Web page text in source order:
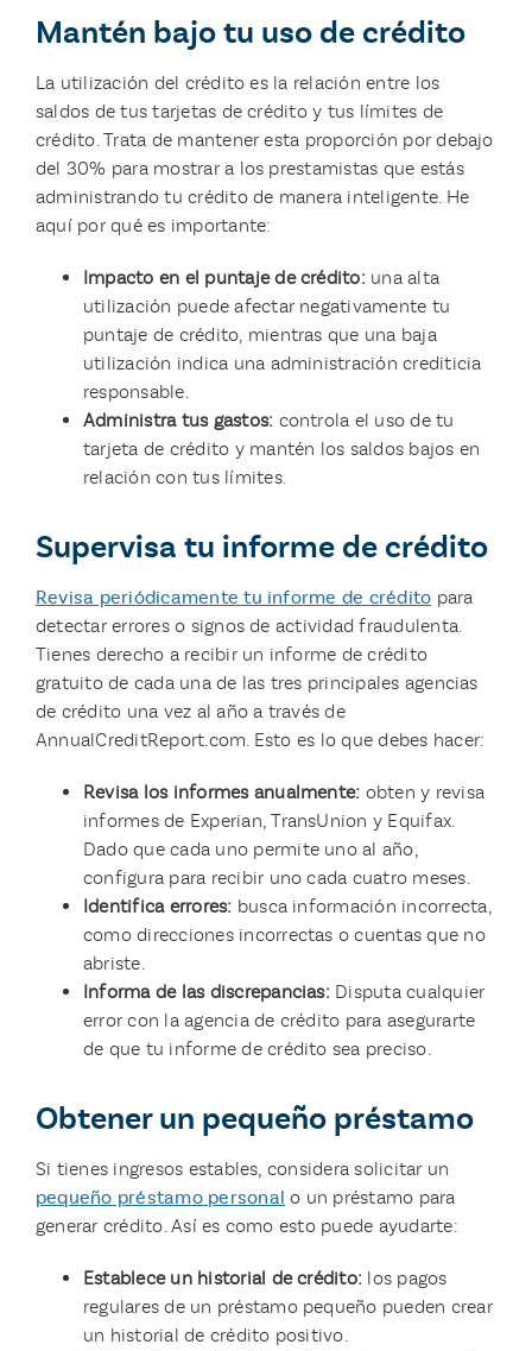
Mantén bajo tu uso de crédito
La utilización del crédito es la relación entre los
saldos de tus tarjetas de crédito y tus límites de
crédito. Trata de mantener esta proporción por debajo
del 30% para mostrar a los prestamistas que estás
administrando tu crédito de manera inteligente. He
aquí por qué es importante:
Impacto en el puntaje de crédito: una alta
utilización puede afectar negativamente tu
puntaje de crédito, mientras que una baja
utilización indica una administración crediticia
responsable.
Administra tus gastos: controla el uso de tu
tarjeta de crédito y mantén los saldos bajos en
relación con tus límites.
Supervisa tu informe de crédito
Revisa periódicamente tu informe de crédito para
detectar errores o signos de actividad fraudulenta.
Tienes derecho a recibir un informe de crédito
gratuito de cada una de las tres principales agencias
de crédito una vez al año a través de
AnnualCreditReport.com. Esto es lo que debes hacer:
Revisa los informes anualmente: obten y revisa
informes de Experian, TransUnion y Equifax.
Dado que cada uno permite uno al año,
configura para recibir uno cada cuatro meses.
Identifica errores: busca información incorrecta,
como direcciones incorrectas o cuentas que no
abriste.
Informa de las discrepancias: Disputa cualquier
error con la agencia de crédito para asegurarte
de que tu informe de crédito sea preciso.
Obtener un pequeño préstamo
Si tienes ingresos estables, considera solicitar un
pequeño préstamo personal o un préstamo para
generar crédito. Así es como esto puede ayudarte:
Establece un historial de crédito: los pagos
regulares de un préstamo pequeño pueden crear
un historial de crédito positivo.